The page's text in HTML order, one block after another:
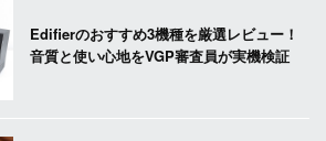
Edifierのおすすめ3機種を厳選レビュー！
音質と使い心地をVGP審査員が実機検証